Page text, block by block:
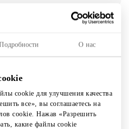
Подробности О нас
cookie для улучшения качества
все», вы соглашаетесь на
cookie. Нажав «Разрешить
какие файлы cookie
обуви. Мы
впечатление и хотим
стержень каждого изделия
к деятельности нашего
быть самыми крупными,